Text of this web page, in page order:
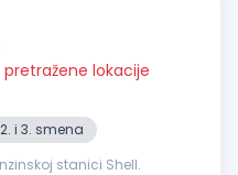
pretražene lokacije
2. i 3. smena
stanici Shell.